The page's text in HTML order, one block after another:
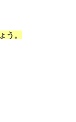
う。